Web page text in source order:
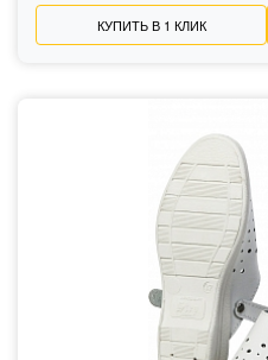
КУПИТЬ В 1 КЛИК